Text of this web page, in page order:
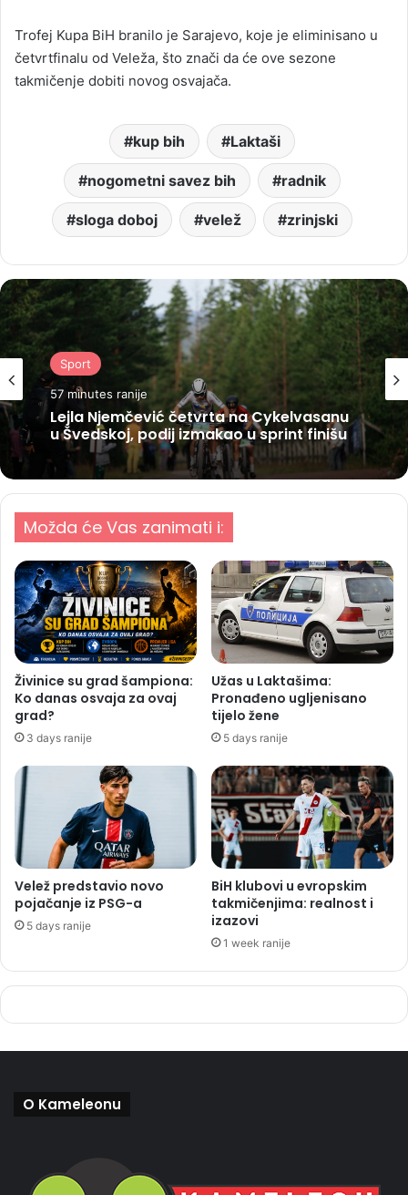
Trofej Kupa BiH branilo je Sarajevo, koje je eliminisano u
četvrtfinalu od Veleža, što znači da će ove sezone
takmičenje dobiti novog osvajača.
kup bih Laktaši
nogometni savez bih radnik
sloga doboj velež zrinjski
Sport
57 minutes ranije
Lejla Njemčević četvrta na Cykelvasanu
u Švedskoj, podij izmakao u sprint finišu
Možda će Vas zanimati i:
Živinice su grad šampiona:
Ko danas osvaja za ovaj
grad?
3 days ranije
Užas u Laktašima:
Pronađeno ugljenisano
tijelo žene
5 days ranije
Velež predstavio novo
pojačanje iz PSG-a
5 days ranije
BiH klubovi u evropskim
takmičenjima: realnost i
izazovi
1 week ranije
O Kameleonu